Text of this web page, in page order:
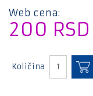
adapteri
E-
Web cena:
200 RSD
Količina